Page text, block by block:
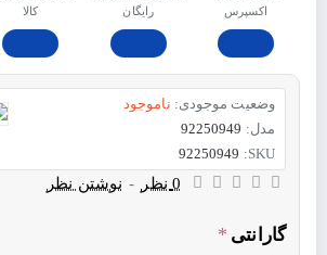
اکسپرس
رایگان
ﮐﺎﻟﺎ
وضعیت موجودی: ناموجود
مدل: 92250949
SKU:
92250949
0 نظر - نوشتن نظر
گارانتی